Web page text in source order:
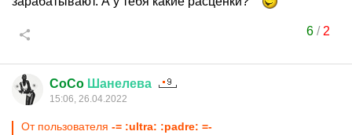
6/ 2
CoCo Шанелева
15:06, 26.04.2022
От пользователя -= :ultra: :padre: =-